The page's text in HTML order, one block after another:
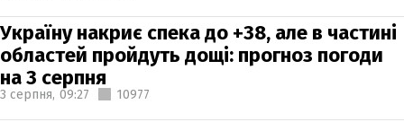
Україну накриє спека до +38, але в частині
областей пройдуть дощі: прогноз погоди
на 3 серпня
3 серпня, 09:27 10977